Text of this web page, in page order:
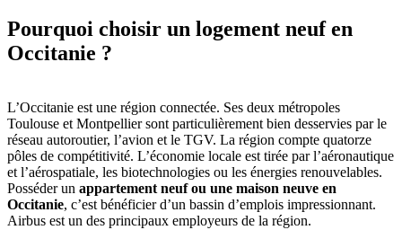
Pourquoi choisir un logement neuf en
Occitanie ?
L’Occitanie est une région connectée. Ses deux métropoles
Toulouse et Montpellier sont particulièrement bien desservies par le
réseau autoroutier, l’avion et le TGV. La région compte quatorze
pôles de compétitivité. L’économie locale est tirée par l’aéronautique
et l’aérospatiale, les biotechnologies ou les énergies renouvelables.
Posséder un appartement neuf ou une maison neuve en
Occitanie, c’est bénéficier d’un bassin d’emplois impressionnant.
Airbus est un des principaux employeurs de la région.